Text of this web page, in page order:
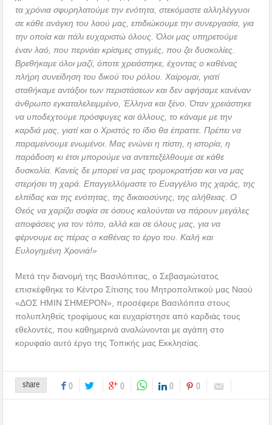
τα χρόνια σφυρηλατούμε την ενότητα, στεκόμαστε αλληλέγγυοι
σε κάθε ανάγκη του λαού μας, επιδιώκουμε την συνεργασία, για
την οποία και πάλι ευχαριστώ όλους. Όλοι μας υπηρετούμε
έναν λαό, που περνάει κρίσιμες στιγμές, που ζει δυσκολίες.
Βρεθήκαμε όλοι μαζί, όποτε χρειάστηκε, έχοντας ο καθένας
πλήρη συνείδηση του δικού του ρόλου. Χαίρομαι, γιατί
σταθήκαμε αντάξιοι των περιστάσεων και δεν αφήσαμε κανέναν
άνθρωπο εγκαταλελειμμένο, Έλληνα και ξένο. Όταν χρειάστηκε
να υποδεχτούμε πρόσφυγες και άλλους, το κάναμε με την
καρδιά μας, γιατί και ο Χριστός το ίδιο θα έπραττε. Πρέπει να
παραμείνουμε ενωμένοι. Μας ενώνει η πίστη, η ιστορία, η
παράδοση κι έτσι μπορούμε να αντεπεξέλθουμε σε κάθε
δυσκολία. Κανείς δε μπορεί να μας τρομοκρατήσει και να μας
στερήσει τη χαρά. Επαγγελλόμαστε το Ευαγγέλιο της χαράς, της
ελπίδας και της ενότητας, της δικαιοσύνης, της αλήθειας. Ο
Θεός να χαρίζει σοφία σε όσους καλούνται να πάρουν μεγάλες
αποφάσεις για τον τόπο, αλλά και σε όλους μας, για να
φέρνουμε εις πέρας ο καθένας το έργο του. Καλή και
Ευλογημένη Χρονιά!»
Μετά την διανομή της Βασιλόπιτας, ο Σεβασμιώτατος
επισκέφθηκε το Κέντρο Σίτισης του Μητροπολιτικού μας Ναού
«ΔΟΣ ΗΜΙΝ ΣΗΜΕΡΟΝ», προσέφερε Βασιλόπιτα στους
πολυπληθείς τροφίμους και ευχαρίστησε από καρδιάς τους
εθελοντές, που καθημερινά αναλώνονται με αγάπη στο
κορυφαίο αυτό έργο της Τοπικής μας Εκκλησίας.
share 0 0 0 0